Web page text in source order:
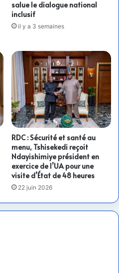
salue le dialogue national
inclusif
il y a 3 semaines
RDC : Sécurité et santé au
menu, Tshisekedi reçoit
Ndayishimiye président en
exercice de l’UA pour une
visite d’État de 48 heures
22 juin 2026